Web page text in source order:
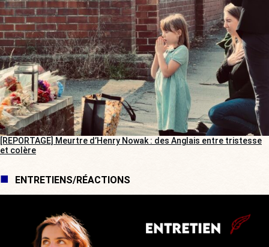
[REPORTAGE] Meurtre d’Henry Nowak : des Anglais entre tristesse
et colère
ENTRETIENS/RÉACTIONS